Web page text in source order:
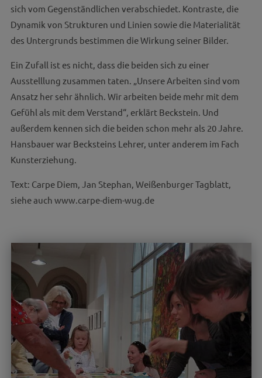
sich vom Gegenständlichen verabschiedet. Kontraste, die
Dynamik von Strukturen und Linien sowie die Materialität
des Untergrunds bestimmen die Wirkung seiner Bilder.
Ein Zufall ist es nicht, dass die beiden sich zu einer
Ausstelllung zusammen taten. „Unsere Arbeiten sind vom
Ansatz her sehr ähnlich. Wir arbeiten beide mehr mit dem
Gefühl als mit dem Verstand“, erklärt Beckstein. Und
außerdem kennen sich die beiden schon mehr als 20 Jahre.
Hansbauer war Becksteins Lehrer, unter anderem im Fach
Kunsterziehung.
Text: Carpe Diem, Jan Stephan, Weißenburger Tagblatt,
siehe auch www.carpe-diem-wug.de